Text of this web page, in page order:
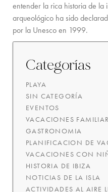
entender la rica historia de la
arqueológico ha sido
por la Unesco en 1999.
Categorías
PLAYA
SIN CATEGORÍA
EVENTOS
VACACIONES
GASTRONOMIA
PLANIFICACION DE
VACACIONES CON
HISTORIA DE IBIZA
NOTICIAS DE LA ISLA
ACTIVIDADES AL AIRE